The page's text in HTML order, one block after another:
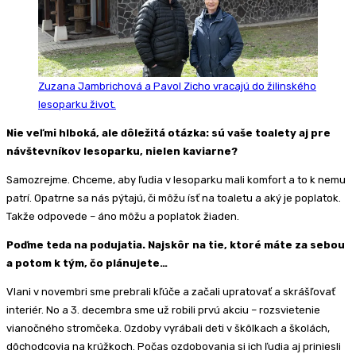
Zuzana Jambrichová a Pavol Zicho vracajú do žilinského
lesoparku život.
Nie veľmi hlboká, ale dôležitá otázka: sú vaše toalety aj pre
návštevníkov lesoparku, nielen kaviarne?
Samozrejme. Chceme, aby ľudia v lesoparku mali komfort a to k nemu
patrí. Opatrne sa nás pýtajú, či môžu ísť na toaletu a aký je poplatok.
Takže odpovede – áno môžu a poplatok žiaden.
Poďme teda na podujatia. Najskôr na tie, ktoré máte za sebou
a potom k tým, čo plánujete…
Vlani v novembri sme prebrali kľúče a začali upratovať a skrášľovať
interiér. No a 3. decembra sme už robili prvú akciu – rozsvietenie
vianočného stromčeka. Ozdoby vyrábali deti v škôlkach a školách,
dôchodcovia na krúžkoch. Počas ozdobovania si ich ľudia aj priniesli